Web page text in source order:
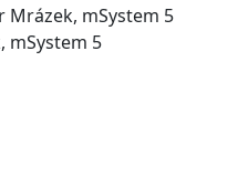
mSystem 5